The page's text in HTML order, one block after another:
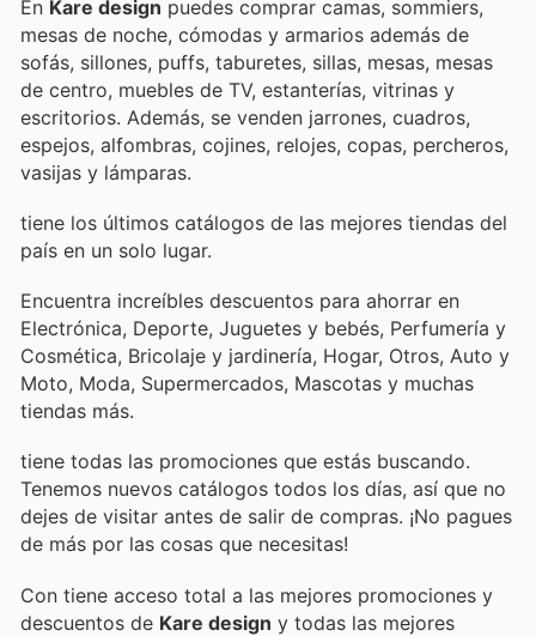
En Kare design puedes comprar camas, sommiers,
mesas de noche, cómodas y armarios además de
sofás, sillones, puffs, taburetes, sillas, mesas, mesas
de centro, muebles de TV, estanterías, vitrinas y
escritorios. Además, se venden jarrones, cuadros,
espejos, alfombras, cojines, relojes, copas, percheros,
vasijas y lámparas.
tiene los últimos catálogos de las mejores tiendas del
país en un solo lugar.
Encuentra increíbles descuentos para ahorrar en
Electrónica, Deporte, Juguetes y bebés, Perfumería y
Cosmética, Bricolaje y jardinería, Hogar, Otros, Auto y
Moto, Moda, Supermercados, Mascotas y muchas
tiendas más.
tiene todas las promociones que estás buscando.
Tenemos nuevos catálogos todos los días, así que no
dejes de visitar antes de salir de compras. ¡No pagues
de más por las cosas que necesitas!
Con tiene acceso total a las mejores promociones y
descuentos de Kare design y todas las mejores